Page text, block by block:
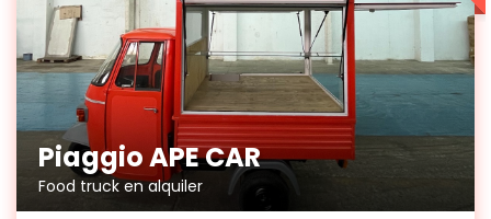
Piaggio APE CAR
Food truck en alquiler